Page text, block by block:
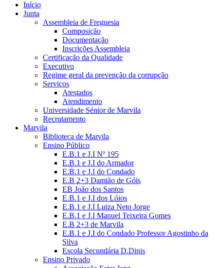
Início
Junta
Assembleia de Freguesia
Composição
Documentação
Inscrições Assembleia
Certificação da Qualidade
Executivo
Regime geral da prevenção da corrupção
Serviços
Atestados
Atendimento
Universidade Sénior de Marvila
Recrutamento
Marvila
Biblioteca de Marvila
Ensino Público
E.B.1 e J.I Nº 195
E.B.1 e J.I do Armador
E.B.1 e J.I do Condado
E.B 2+3 Damião de Góis
EB João dos Santos
E.B.1 e J.I dos Lóios
E.B.1 e J.I Luiza Neto Jorge
E.B.1 e J.I Manuel Teixeira Gomes
E.B 2+3 de Marvila
E.B.1 e J.I do Condado Professor Agostinho da
Silva
Escola Secundária D.Dinis
Ensino Privado